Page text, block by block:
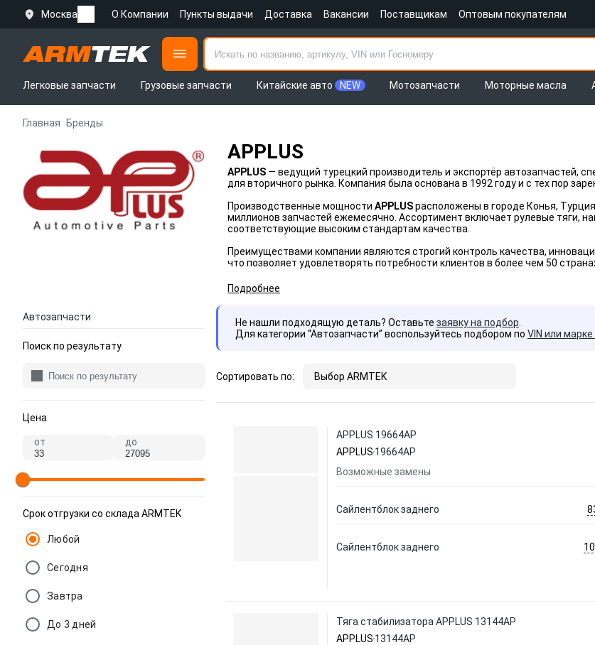
Москва О Компании Пункты выдачи Доставка Вакансии Поставщикам Оптовым покупателям
Легковые запчасти
Грузовые запчасти Китайские авто NEW Мотозапчасти Моторные масла
Главная Бренды
APPLUS
APPLUS — ведущий турецкий производитель и экспортёр автозапчастей,
для вторичного рынка. Компания была основана в 1992 году и с тех пор
Производственные мощности APPLUSрасположены в городе Конья,
миллионов запчастей ежемесячно. Ассортимент включает рулевые тяги,
соответствующие высоким стандартам качества.
Преимуществами компании являются строгий контроль качества,
что позволяет удовлетворять потребности клиентов в более чем 50
Подробнее
Автозапчасти
Поиск по результату
Цена
от до
Срок отгрузки со склада ARMTEK
Любой
Сегодня
Завтра
До 3 дней
Не нашли подходящую деталь? Оставьте заявку на подбор
Для категории “Автозапчасти” воспользуйтесь подбором по VIN или марке
Сортировать по: Выбор ARMTEK
APPLUS 19664AP
APPLUS 19664AP
Возможные замены
Сайлентблок заднего
Сайлентблок заднего
Тяга стабилизатора APPLUS 13144AP
APPLUS 13144AP